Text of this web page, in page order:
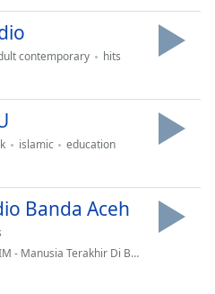
contemporary
hits
islamic
education
Banda Aceh
- Manusia Terakhir Di Bumi